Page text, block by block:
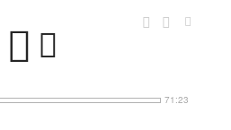
71:23